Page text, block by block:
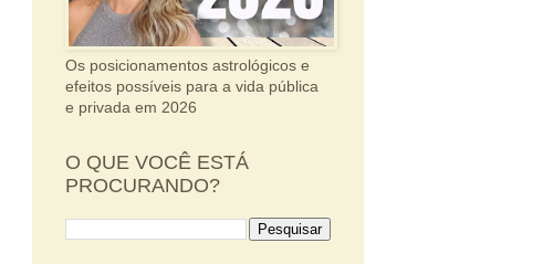
Os posicionamentos astrológicos e
efeitos possíveis para a vida pública
e privada em 2026
O QUE VOCÊ ESTÁ
PROCURANDO?